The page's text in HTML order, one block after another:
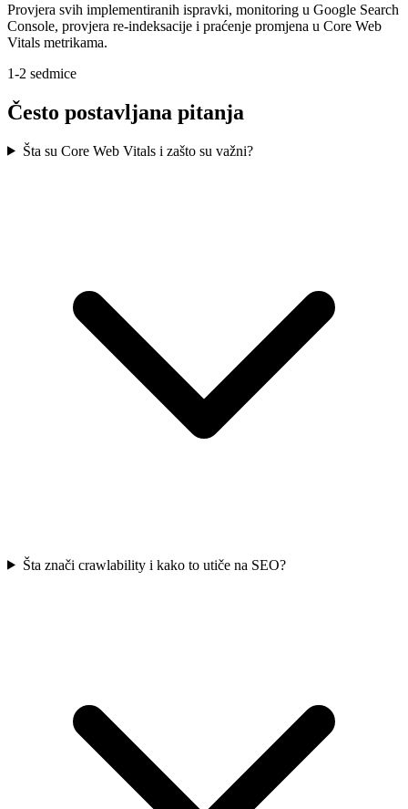
Provjera svih implementiranih ispravki, monitoring u Google Search
Console, provjera re-indeksacije i praćenje promjena u Core Web
Vitals metrikama.
1-2 sedmice
Često postavljana pitanja
Šta su Core Web Vitals i zašto su važni?
Šta znači crawlability i kako to utiče na SEO?